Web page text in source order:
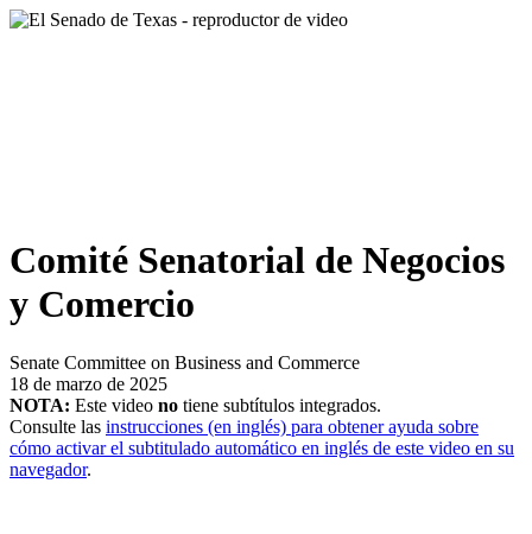
Comité Senatorial de Negocios
y Comercio
Senate Committee on Business and Commerce
18 de marzo de 2025
NOTA: Este video no tiene subtítulos integrados.
Consulte las instrucciones (en inglés) para obtener ayuda sobre
cómo activar el subtitulado automático en inglés de este video en su
navegador.